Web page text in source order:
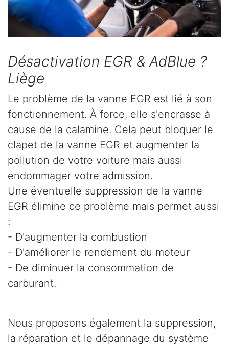
Désactivation EGR & AdBlue ?
Liège
Le problème de la vanne EGR est lié à son
fonctionnement. À force, elle s'encrasse à
cause de la calamine. Cela peut bloquer le
clapet de la vanne EGR et augmenter la
pollution de votre voiture mais aussi
endommager votre admission.
Une éventuelle suppression de la vanne
EGR élimine ce problème mais permet aussi
:
- D'augmenter la combustion
- D'améliorer le rendement du moteur
- De diminuer la consommation de
carburant.
Nous proposons également la suppression,
la réparation et le dépannage du système